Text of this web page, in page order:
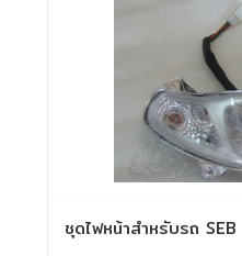
ชุดไฟหน้าสำหรับรถ SEB